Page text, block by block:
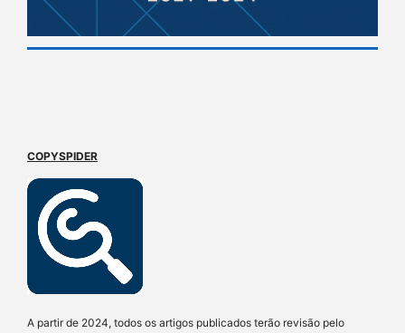
COPYSPIDER
A partir de 2024, todos os artigos publicados terão revisão pelo